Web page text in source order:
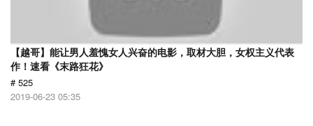
【越哥】能让男人羞愧女人兴奋的电影，取材大胆，女权主义代表
作！速看《末路狂花》
# 525
2019-06-23 05:35